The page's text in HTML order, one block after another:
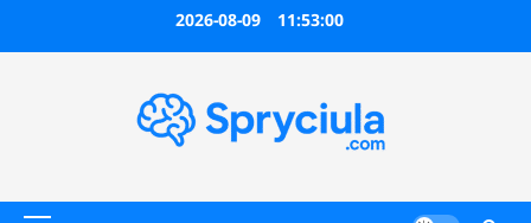
2026-08-09 11:53:01